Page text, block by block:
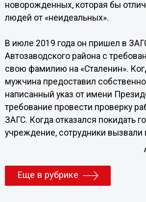
новорожденных, которая бы
людей от «неидеальных».
В июле 2019 года он пришел в
Автозаводского района с
свою фамилию на «Сталенин».
мужчина предоставил
написанный указ от имени
требование провести проверку
ЗАГС. Когда отказался покидать
учреждение, сотрудники вызвали
Еще в рубрике